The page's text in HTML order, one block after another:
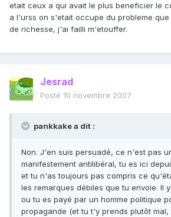
etait ceux a qui avait le plus beneficier le
a l'urss on s'etait occupe du probleme
de richesse, j'ai failli m'etouffer.
Jesrad
Posté 10 novembre 2007
pankkake a dit :
Non. J'en suis persuadé, ce n'est pas
manifestement antilibéral, tu es ici
et tu n'as toujours pas compris ce
les remarques débiles que tu envoie. Il
ou tu es payé par un homme politique
propagande (et tu t'y prends plutôt